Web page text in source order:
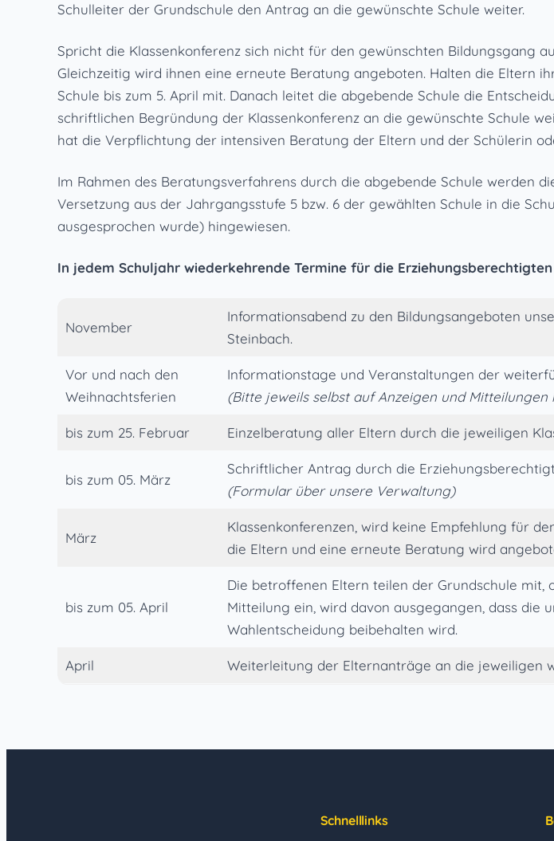
Schulleiter der Grundschule den Antrag an die gewünschte Schule weiter.
Spricht die Klassenkonferenz sich nicht für den gewünschten Bildungsgang
Gleichzeitig wird ihnen eine erneute Beratung angeboten. Halten die Eltern
Schule bis zum 5. April mit. Danach leitet die abgebende Schule die
schriftlichen Begründung der Klassenkonferenz an die gewünschte Schule
hat die Verpflichtung der intensiven Beratung der Eltern und der Schülerin
Im Rahmen des Beratungsverfahrens durch die abgebende Schule werden
Versetzung aus der Jahrgangsstufe 5 bzw. 6 der gewählten Schule in die
ausgesprochen wurde) hingewiesen.
In jedem Schuljahr wiederkehrende Termine für die
November
Informationsabend zu den Bildungsangeboten
Steinbach.
Vor und nach den
Weihnachtsferien
Informationstage und Veranstaltungen der
(Bitte jeweils selbst auf Anzeigen und Mitteilungen
bis zum 25. Februar Einzelberatung aller Eltern durch die jeweiligen
bis zum 05. März
Schriftlicher Antrag durch die
(Formular über unsere Verwaltung)
März
Klassenkonferenzen, wird keine Empfehlung für
die Eltern und eine erneute Beratung wird
bis zum 05. April
Die betroffenen Eltern teilen der Grundschule
Mitteilung ein, wird davon ausgegangen, dass die
Wahlentscheidung beibehalten wird.
April Weiterleitung der Elternanträge an die jeweiligen
Schnelllinks